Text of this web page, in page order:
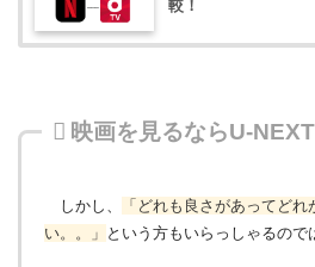
較！
映画を見るならU-NEXT
しかし、
「どれも良さがあってど
い。。」 という方もいらっしゃるので